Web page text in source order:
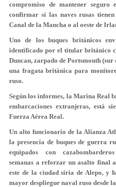
compromiso de mantener
confirmar si las naves rusas
Canal de la Mancha o al oeste de
Uno de los buques británicos
identificado por el titular británico
Duncan, zarpado de Portsmouth
una fragata británica para
ruso.
Según los informes, la Marina Real
embarcaciones extranjeras, está
Fuerza Aérea Real.
Un alto funcionario de la Alianza
la presencia de buques de guerra
equipados con
semanas a reforzar un asalto final
este de la ciudad siria de Alepo, y
mayor despliegue naval ruso desde